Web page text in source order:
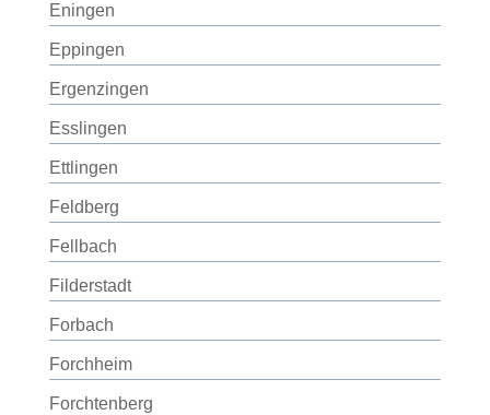
Eningen
Eppingen
Ergenzingen
Esslingen
Ettlingen
Feldberg
Fellbach
Filderstadt
Forbach
Forchheim
Forchtenberg